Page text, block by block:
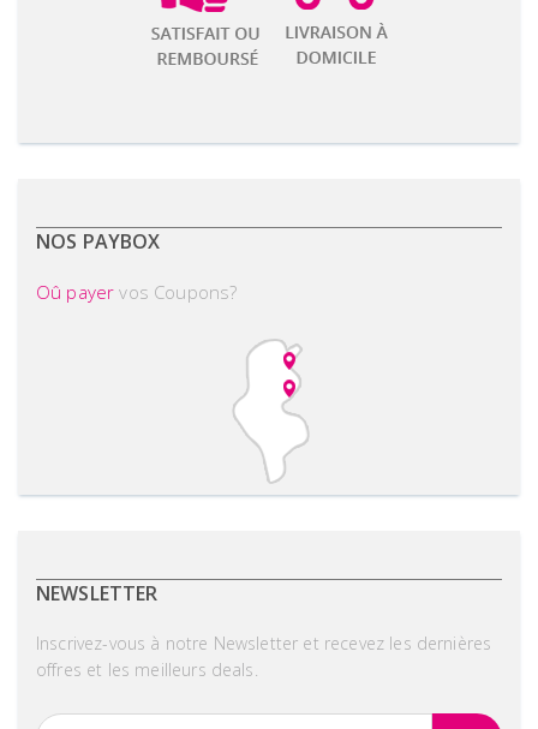
NOS PAYBOX
Oû payervos Coupons?
NEWSLETTER
Inscrivez-vous à notre Newsletter et recevez les dernières
offres et les meilleurs deals.